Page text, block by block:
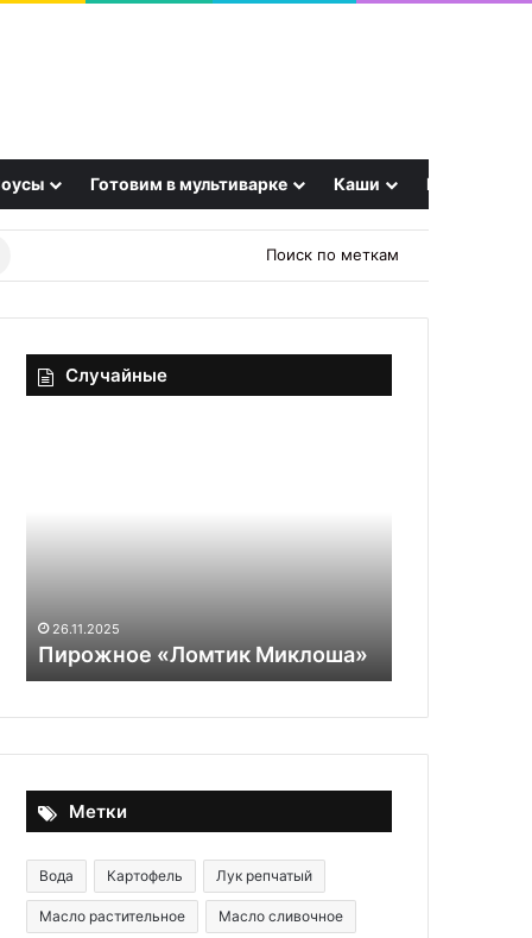
Готовим в мультиварке Каши Еще
Поиск по меткам
Случайные
26.11.2025
Пирожное «Ломтик Миклоша»
вот
Метки
Вода Картофель Лук репчатый
Масло растительное Масло сливочное